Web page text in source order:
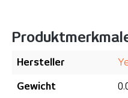
Hersteller
Gewicht